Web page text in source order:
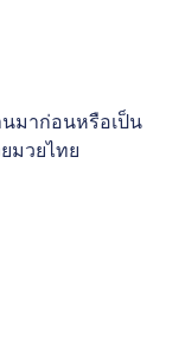
มาก่อนหรือเป็น
มวยไทย